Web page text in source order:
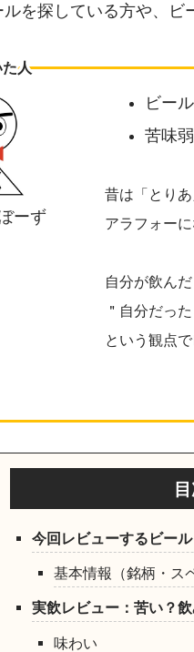
を探している方や、
人
ーず
ビー
苦味
昔は「とり
アラフォー
自分が飲ん
＂自分だっ
という観点
今回レビューするビール
基本情報（銘柄・ス
実飲レビュー：苦い？
味わい